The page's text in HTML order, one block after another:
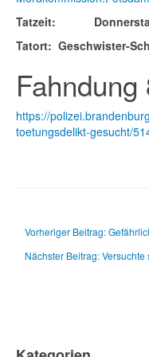
Tatzeit: Donnerstag,
Tatort: Geschwister-
Fahndung
https://
toetungsdelikt-gesucht/
Vorheriger Beitrag:
Nächster Beitrag: